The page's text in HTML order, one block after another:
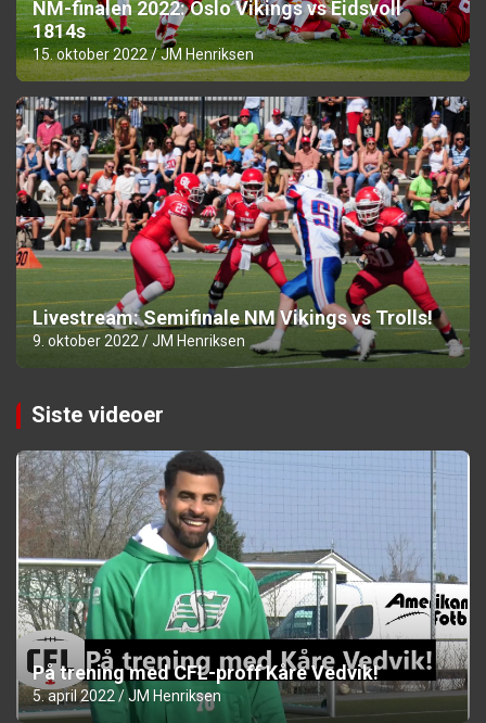
NM-finalen 2022: Oslo Vikings vs Eidsvoll
1814s
15. oktober 2022 JM Henriksen
Livestream: Semifinale NM Vikings vs Trolls!
9. oktober 2022 JM Henriksen
Siste videoer
På trening med CFL-proff Kåre Vedvik!
5. april 2022 JM Henriksen